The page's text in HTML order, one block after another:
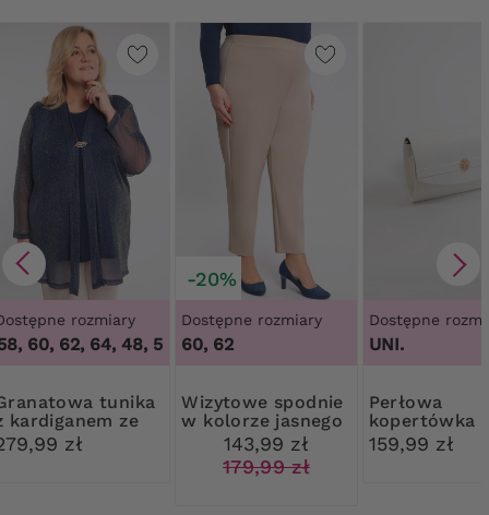
rozmiary
60, 62, 64,48, 52, 54, 58, 60, 62, 64
kardiganem ze
nitką
zł
-20%
Dostępne rozmiary
60, 62
Wizytowe spodnie
w kolorze jasnego
143,99 zł
179,99 zł
Dostępne
UNI.
Perłowa
kopertówka
ozdobą
159,99 zł